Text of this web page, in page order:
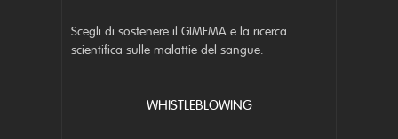
Scegli di sostenere il GIMEMA e la ricerca
scientifica sulle malattie del sangue.
WHISTLEBLOWING